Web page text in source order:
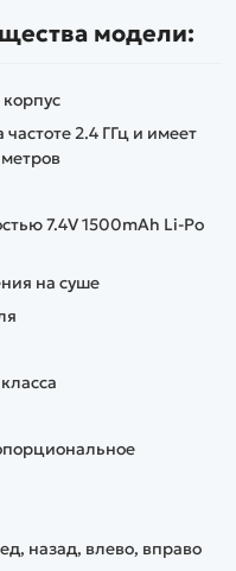
модели:
2.4 ГГц и имеет
7.4V 1500mAh Li-Po
на суше
назад, влево, вправо